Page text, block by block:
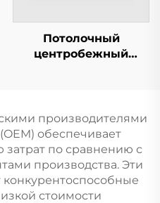
Потолочный
центробежный
производителями
обеспечивает
по сравнению с
производства. Эти
стоимости